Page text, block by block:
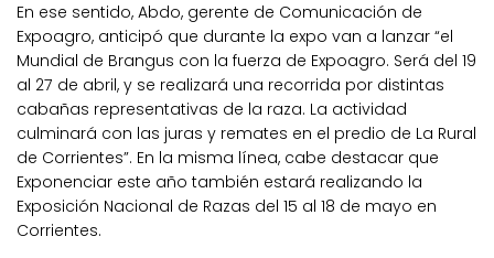
En ese sentido, Abdo, gerente de Comunicación de
Expoagro, anticipó que durante la expo van a lanzar “el
Mundial de Brangus con la fuerza de Expoagro. Será del 19
al 27 de abril, y se realizará una recorrida por distintas
cabañas representativas de la raza. La actividad
culminará con las juras y remates en el predio de La Rural
de Corrientes”. En la misma línea, cabe destacar que
Exponenciar este año también estará realizando la
Exposición Nacional de Razas del 15 al 18 de mayo en
Corrientes.